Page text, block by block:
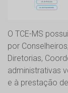
O TCE-MS
por
Diretorias,
administrativas
e à prestação